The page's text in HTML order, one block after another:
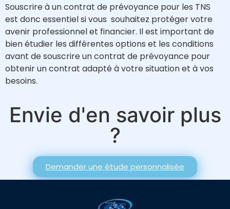
Souscrire à un contrat de prévoyance pour les TNS
est donc essentiel si vous souhaitez protéger votre
avenir professionnel et financier. Il est important de
bien étudier les différentes options et les conditions
avant de souscrire un contrat de prévoyance pour
obtenir un contrat adapté à votre situation et à vos
besoins.
Envie d'en savoir plus
?
Demander une étude personnalisée